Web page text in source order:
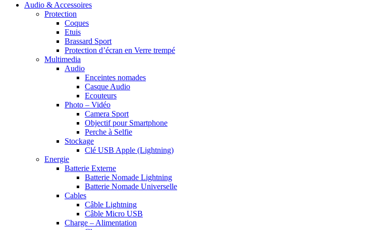
Audio & Accessoires
Protection
Coques
Etuis
Brassard Sport
Protection d’écran en Verre trempé
Multimedia
Audio
Enceintes nomades
Casque Audio
Ecouteurs
Photo – Vidéo
Camera Sport
Objectif pour Smartphone
Perche à Selfie
Stockage
Clé USB Apple (Lightning)
Energie
Batterie Externe
Batterie Nomade Lightning
Batterie Nomade Universelle
Cables
Câble Lightning
Câble Micro USB
Charge – Alimentation